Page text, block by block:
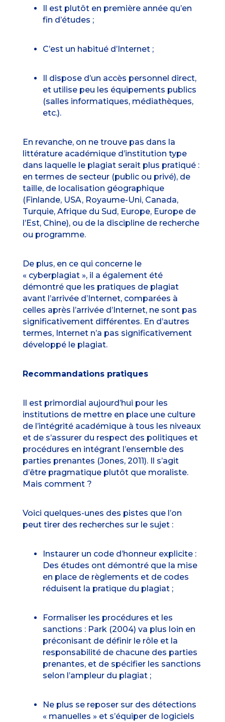
Il est plutôt en première annéequ’en
fin d’études ;
C’est un habitué d’Internet;
Il dispose d’un accès personnel direct,
et utilise peu les équipements publics
(salles informatiques, médiathèques,
etc.).
En revanche, on ne trouve pas dans la
littérature académique d’institution type
dans laquelle le plagiat serait plus pratiqué :
en termes de secteur (public ou privé), de
taille, de localisation géographique
(Finlande, USA, Royaume-Uni, Canada,
Turquie, Afrique du Sud, Europe, Europe de
l’Est, Chine), ou de la discipline de recherche
ou programme.
De plus, en ce qui concerne le
« cyberplagiat », il a également été
démontré que les pratiques de plagiat
avant l’arrivée d’Internet, comparées à
celles après l’arrivée d’Internet, ne sont pas
significativement différentes. En d’autres
termes, Internet n’a pas significativement
développé le plagiat.
Recommandations pratiques
Il est primordial aujourd’hui pour les
institutions de mettre en place une culture
de l’intégrité académique à tous les niveaux
et de s’assurer du respect des politiques et
procédures en intégrant l’ensemble des
parties prenantes (Jones, 2011). Il s’agit
d’être pragmatique plutôt que moraliste.
Mais comment ?
Voici quelques-unes des pistes que l’on
peut tirer des recherches sur le sujet :
Instaurer un code d’honneur explicite :
Des études ont démontré que la mise
en place de règlements et de codes
réduisent la pratique du plagiat ;
Formaliser les procédures et les
sanctions : Park (2004) va plus loin en
préconisant de définir le rôle et la
responsabilité de chacune des parties
prenantes, et de spécifier les sanctions
selon l’ampleur du plagiat ;
Ne plus se reposer sur des détections
« manuelles » et s’équiper de logiciels